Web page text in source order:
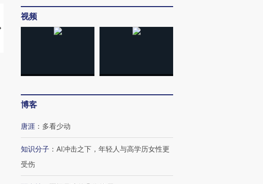
【推广】走进第四届链博
【商旅对话】华住集团
视频
博客
唐涯 ： 多看少动
知识分子 ： AI冲击之下，年轻人与高学历女性更
受伤